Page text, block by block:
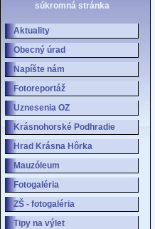
súkromná stránka
Aktuality
Obecný úrad
Napíšte nám
Fotoreportáž
Uznesenia OZ
Krásnohorské Podhradie
Hrad Krásna Hôrka
Mauzóleum
Fotogaléria
ZŠ - fotogaléria
Tipy na výlet